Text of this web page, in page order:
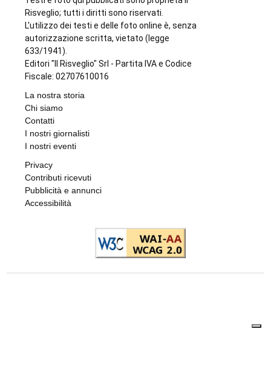
BANDO REGIONALE PER IL 2026-2027
Nidi comunali in Piemonte: i Comuni
beneficiari di 1,5 milioni per ampliare gli
Redazione